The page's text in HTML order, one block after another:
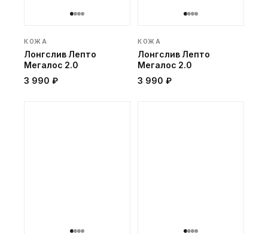
КОЖА
Лонгслив Лепто
Мегалос 2.0
3 990 ₽
КОЖА
Лонгслив Лепто
Мегалос 2.0
3 990 ₽